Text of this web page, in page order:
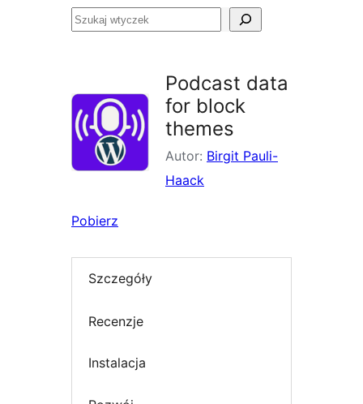
Szukaj
Podcast data
for block
themes
Autor: Birgit Pauli-
Haack
Pobierz
Szczegóły
Recenzje
Instalacja